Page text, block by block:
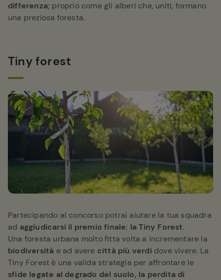
differenza; proprio come gli alberi che, uniti, formano
una preziosa foresta.
Tiny forest
Partecipando al concorso potrai aiutare la tua squadra
ad aggiudicarsi il premio finale: la Tiny Forest.
Una foresta urbana molto fitta volta a incrementare la
biodiversità e ad avere città più verdi dove vivere. La
Tiny Forest è una valida strategia per affrontare le
sfide legate al degrado del suolo, la perdita di